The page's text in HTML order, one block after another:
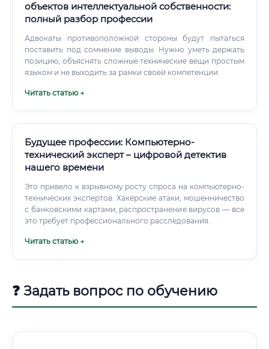
объектов интеллектуальной собственности:
полный разбор профессии
Адвокаты противоположной стороны будут пытаться
поставить под сомнение выводы. Нужно уметь держать
позицию, объяснять сложные технические вещи простым
языком и не выходить за рамки своей компетенции.
Читать статью →
Будущее профессии: Компьютерно-
технический эксперт – цифровой детектив
нашего времени
Это привело к взрывному росту спроса на компьютерно-
технических экспертов. Хакерские атаки, мошенничество
с банковскими картами, распространение вирусов — все
это требует профессионального расследования.
Читать статью →
❓ Задать вопрос по обучению